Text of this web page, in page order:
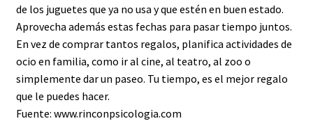
de los juguetes que ya no usa y que estén en buen estado.
Aprovecha además estas fechas para pasar tiempo juntos.
En vez de comprar tantos regalos, planifica actividades de
ocio en familia, como ir al cine, al teatro, al zoo o
simplemente dar un paseo. Tu tiempo, es el mejor regalo
que le puedes hacer.
Fuente: www.rinconpsicologia.com